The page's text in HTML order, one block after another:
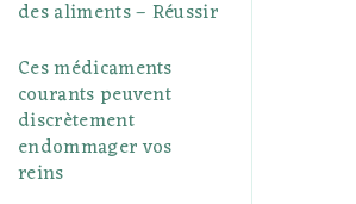
des aliments – Réussir
Ces médicaments
courants peuvent
discrètement
endommager vos
reins